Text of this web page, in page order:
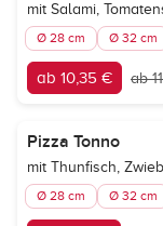
mit Salami,
Ø 28 cm Ø 32 cm
ab 10,35 € ab
Pizza Tonno
mit Thunfisch,
Ø 28 cm Ø 32 cm